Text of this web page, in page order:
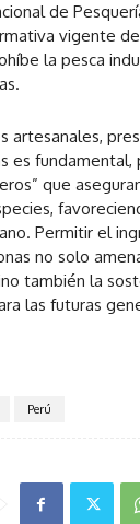
de
vigente
la pesca
artesanales,
es fundamental,
que
Permitir el
no solo
también la
las futuras
Perú